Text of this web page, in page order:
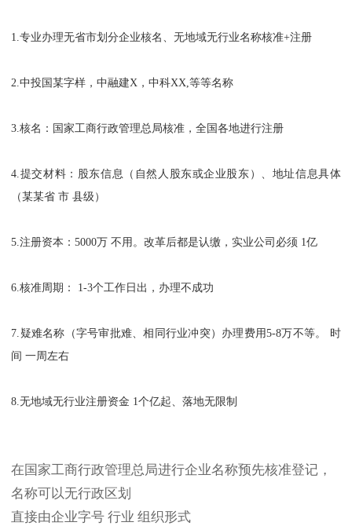
1.专业办理无省市划分企业核名、无地域无行业名称核准+注册
2.中投国某字样，中融建X，中科XX,等等名称
3.核名：国家工商行政管理总局核准，全国各地进行注册
4.提交材料：股东信息（自然人股东或企业股东）、地址信息具体
（某某省 市 县级）
5.注册资本：5000万 不用。改革后都是认缴，实业公司必须 1亿
6.核准周期： 1-3个工作日出，办理不成功
7.疑难名称（字号审批难、相同行业冲突）办理费用5-8万不等。 时
间 一周左右
8.无地域无行业注册资金 1个亿起、落地无限制
在国家工商行政管理总局进行企业名称预先核准登记，
名称可以无行政区划
直接由企业字号 行业 组织形式